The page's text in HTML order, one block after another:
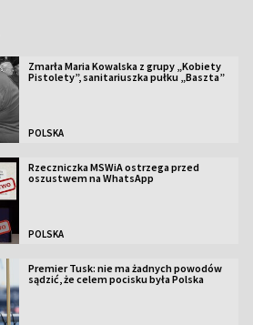
Zmarła Maria Kowalska z grupy „Kobiety
Pistolety”, sanitariuszka pułku „Baszta”
POLSKA
Rzeczniczka MSWiA ostrzega przed
oszustwem na WhatsApp
POLSKA
Premier Tusk: nie ma żadnych powodów
sądzić, że celem pocisku była Polska